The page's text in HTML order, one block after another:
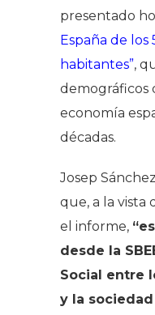
presentado
España de los
habitantes”,
demográficos
economía
décadas.
Josep
que, a la vista
el informe,
desde la
Social entre
y la